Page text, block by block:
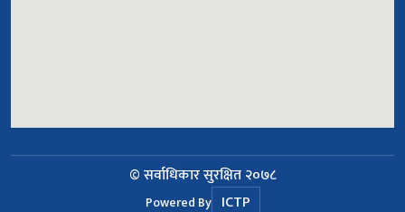
© सर्वाधिकार सुरक्षित २०७८
Powered By ICTP